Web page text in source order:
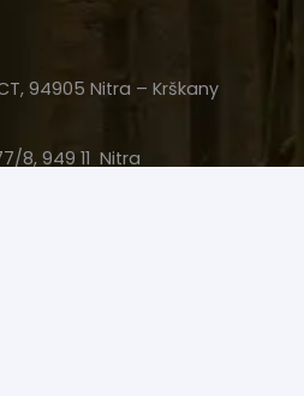
94905 Nitra – Krškany
8, 949 11 Nitra